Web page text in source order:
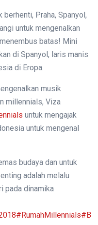
berhenti, Praha, Spanyol,
untuk mengenalkan
batas! Mini
di Spanyol, laris manis
di Eropa.
musik
millennials, Viza
untuk mengajak
untuk mengenal
budaya dan untuk
adalah melalu
pada dinamika
#RumahMillennials#B